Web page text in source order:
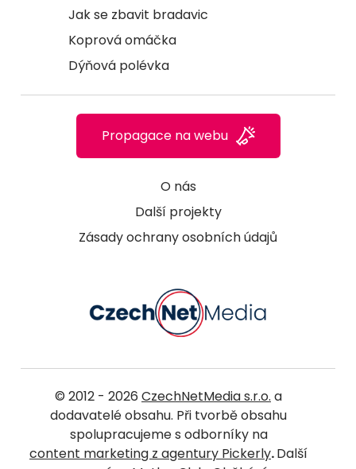
Jak se zbavit bradavic
Koprová omáčka
Dýňová polévka
O nás
Další projekty
Zásady ochrany osobních údajů
Propagace na webu
© 2012 - 2026 CzechNetMedia s.r.o. a
dodavatelé obsahu. Při tvorbě obsahu
spolupracujeme s odborníky na
content marketing z agentury Pickerly.Další